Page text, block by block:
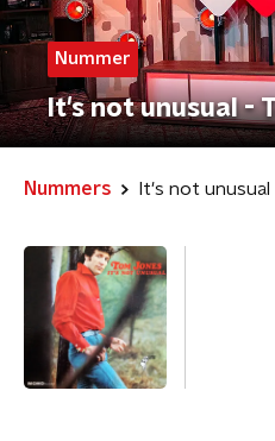
Nummer
It's not unusual -
Nummers It's not unusual